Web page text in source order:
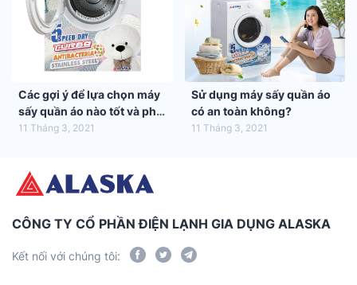
Các gợi ý để lựa chọn máy
sấy quần áo nào tốt và phù
hợp nhất với gia đình bạn
11 Tháng 3, 2021
Sử dụng máy sấy quần áo
có an toàn không?
11 Tháng 3, 2021
CÔNG TY CỔ PHẦN ĐIỆN LẠNH GIA DỤNG ALASKA
Kết nối với chúng tôi: